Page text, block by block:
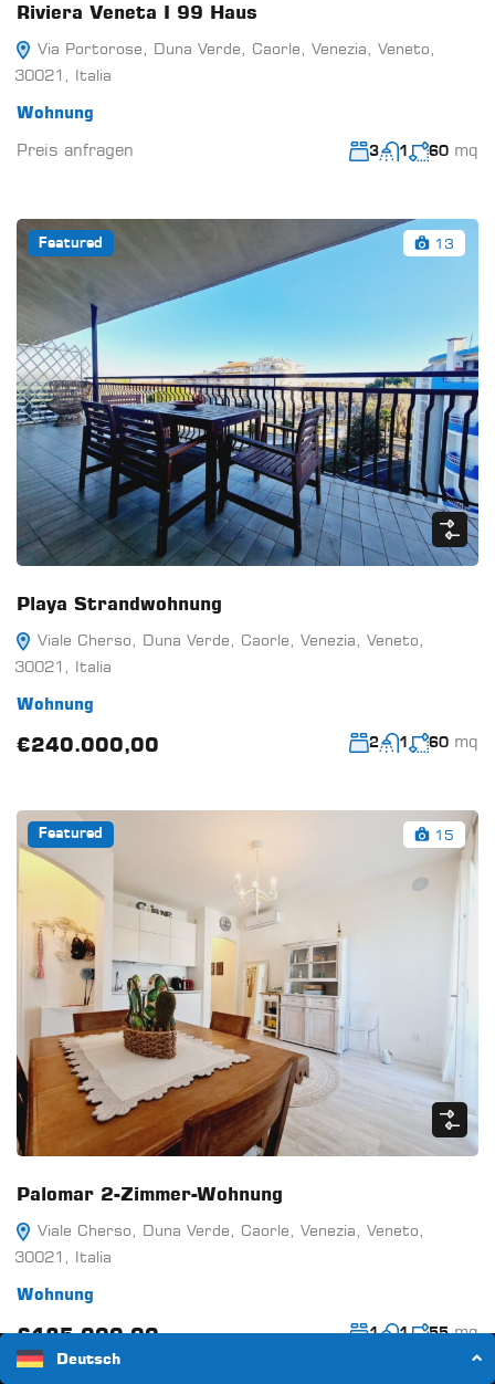
Riviera Veneta I 99 Haus
Via Portorose, Duna Verde, Caorle, Venezia, Veneto,
30021, Italia
Wohnung
Preis anfragen
3 1 60 mq
Featured 13
Playa Strandwohnung
Viale Cherso, Duna Verde, Caorle, Venezia, Veneto,
30021, Italia
Wohnung
€240.000,00 2 1 60 mq
Featured 15
Palomar 2-Zimmer-Wohnung
Viale Cherso, Duna Verde, Caorle, Venezia, Veneto,
30021, Italia
Wohnung
€185.000,00 1 1 55 mq
Deutsch